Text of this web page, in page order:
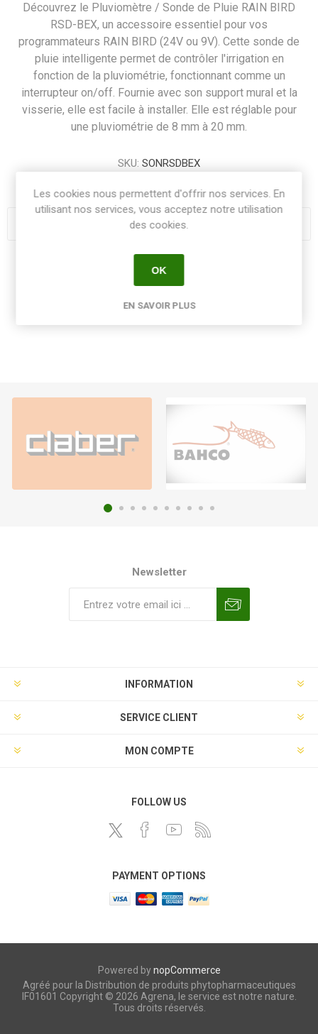
Découvrez le Pluviomètre / Sonde de Pluie RAIN BIRD
RSD-BEX, un accessoire essentiel pour vos
programmateurs RAIN BIRD (24V ou 9V). Cette sonde de
pluie intelligente permet de contrôler l'irrigation en
fonction de la pluviométrie, fonctionnant comme un
interrupteur on/off. Fournie avec son support mural et la
visserie, elle est facile à installer. Elle est réglable pour
une pluviométrie de 8 mm à 20 mm.
SKU: SONRSDBEX
Share:
Newsletter
INFORMATION
SERVICE CLIENT
MON COMPTE
FOLLOW US
PAYMENT OPTIONS
Powered bynopCommerce
Agréé pour la Distribution de produits phytopharmaceutiques
IF01601 Copyright © 2026 Agrena, le service est notre nature.
Tous droits réservés.
Les cookies nous permettent d'offrir nos services. En
utilisant nos services, vous acceptez notre utilisation
des cookies.
OK
EN SAVOIR PLUS